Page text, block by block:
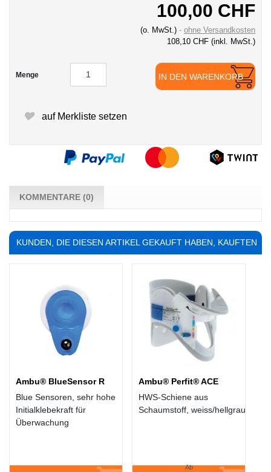
100,00 CHF
(o. MwSt.)
ohne Versandkosten
108,10 CHF (inkl. MwSt.)
Menge IN DEN WARENKORB
auf Merkliste setzen
KOMMENTARE (0)
KUNDEN, DIE DIESEN ARTIKEL GEKAUFT HABEN, KAUFTEN
Ambu® BlueSensor R
Blue Sensoren, sehr hohe
Initialklebekraft für
Überwachung
Ambu® Perfit® ACE
HWS-Schiene aus
Schaumstoff, weiss/hellgrau
Ab